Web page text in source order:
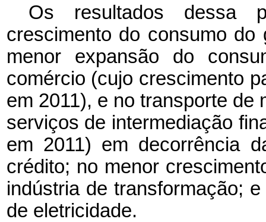
Os resultados dessa
crescimento do consumo
menor expansão do
comércio (cujo crescimento
em 2011), e no transporte de
serviços de intermediação
em 2011) em decorrência
crédito; no menor
indústria de transformação;
de eletricidade.